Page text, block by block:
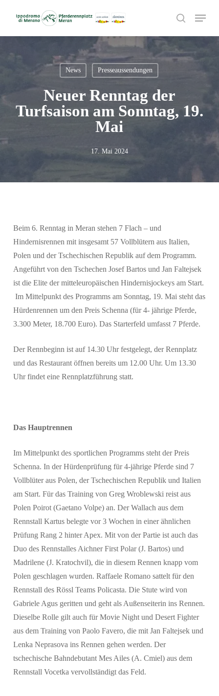
search
Menu
News Presseaussendungen
Neuer Renntag der
Turfsaison am Sonntag, 19.
Mai
17. Mai 2024
Beim 6. Renntag in Meran stehen 7 Flach – und
Hindernisrennen mit insgesamt 57 Vollblütern aus Italien,
Polen und der Tschechischen Republik auf dem Programm.
Angeführt von den Tschechen Josef Bartos und Jan Faltejsek
ist die Elite der mitteleuropäischen Hindernisjockeys am Start.
Im Mittelpunkt des Programms am Sonntag, 19. Mai steht das
Hürdenrennen um den Preis Schenna (für 4- jährige Pferde,
3.300 Meter, 18.700 Euro). Das Starterfeld umfasst 7 Pferde.
Der Rennbeginn ist auf 14.30 Uhr festgelegt, der Rennplatz
und das Restaurant öffnen bereits um 12.00 Uhr. Um 13.30
Uhr findet eine Rennplatzführung statt.
Das Hauptrennen
Im Mittelpunkt des sportlichen Programms steht der Preis
Schenna. In der Hürdenprüfung für 4-jährige Pferde sind 7
Vollblüter aus Polen, der Tschechischen Republik und Italien
am Start. Für das Training von Greg Wroblewski reist aus
Polen Poirot (Gaetano Volpe) an. Der Wallach aus dem
Rennstall Kartus belegte vor 3 Wochen in einer ähnlichen
Prüfung Rang 2 hinter Apex. Mit von der Partie ist auch das
Duo des Rennstalles Aichner First Polar (J. Bartos) und
Madrilene (J. Kratochvil), die in diesem Rennen knapp vom
Polen geschlagen wurden. Raffaele Romano sattelt für den
Rennstall des Rössl Teams Policasta. Die Stute wird von
Gabriele Agus geritten und geht als Außenseiterin ins Rennen.
Dieselbe Rolle gilt auch für Movie Night und Desert Fighter
aus dem Training von Paolo Favero, die mit Jan Faltejsek und
Lenka Neprasova ins Rennen gehen werden. Der
tschechische Bahndebutant Mes Ailes (A. Cmiel) aus dem
Rennstall Vocetka vervollständigt das Feld.